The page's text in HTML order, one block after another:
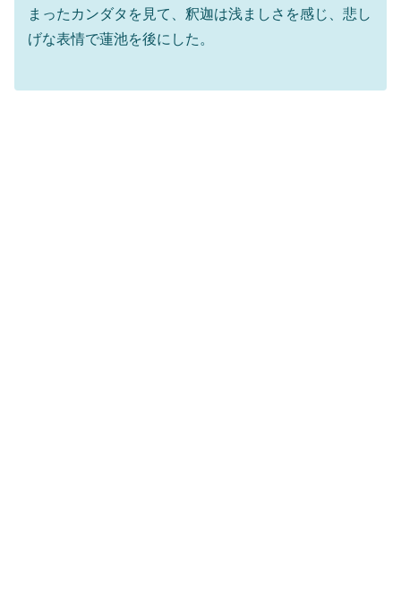
まったカンダタを見て、釈迦は浅ましさを感じ、悲し
げな表情で蓮池を後にした。